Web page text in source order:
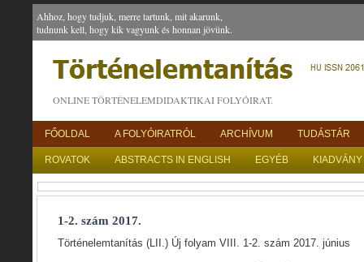
Ahhoz, hogy tudjuk, merre tartunk, mit akarunk,
tudnunk kell, hogy kik vagyunk és honnan jövünk.
ONLINE TÖRTÉNELEMDIDAKTIKAI FOLYÓIRAT.
FŐOLDAL A FOLYÓIRATRÓL ARCHÍVUM TUDÁSTÁR
ROVATOK ABSTRACTS IN ENGLISH EGYÉB
1-2. szám 2017.
Történelemtanítás (LII.) Új folyam VIII. 1-2. szám 2017. június